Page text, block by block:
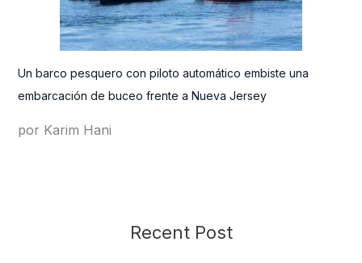
Un barco pesquero con piloto automático embiste una
embarcación de buceo frente a Nueva Jersey
por Karim Hani
Recent Post